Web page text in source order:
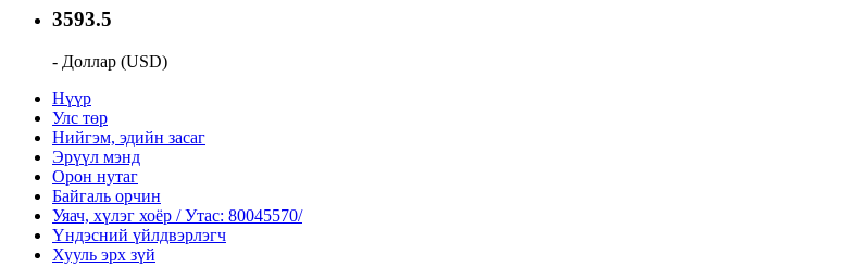
3593.5
- Доллар (USD)
Нүүр
Улс төр
Нийгэм, эдийн засаг
Эрүүл мэнд
Орон нутаг
Байгаль орчин
Уяач, хүлэг хоёр / Утас: 80045570/
Үндэсний үйлдвэрлэгч
Хууль эрх зүй